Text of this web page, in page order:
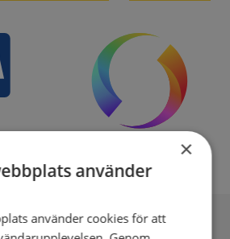
omfrågad
×
använder
använder cookies för att